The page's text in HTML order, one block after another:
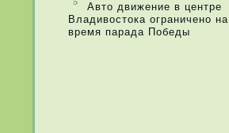
Авто движение в центре
Владивостока ограничено на
время парада Победы